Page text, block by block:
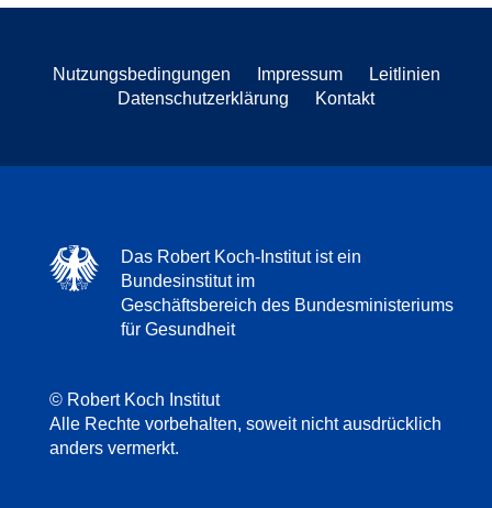
Nutzungsbedingungen Impressum
Leitlinien
Datenschutzerklärung
Kontakt
Das Robert Koch-Institut ist ein
Bundesinstitut im
Geschäftsbereich des Bundesministeriums
für Gesundheit
© Robert Koch Institut
Alle Rechte vorbehalten, soweit nicht ausdrücklich
anders vermerkt.